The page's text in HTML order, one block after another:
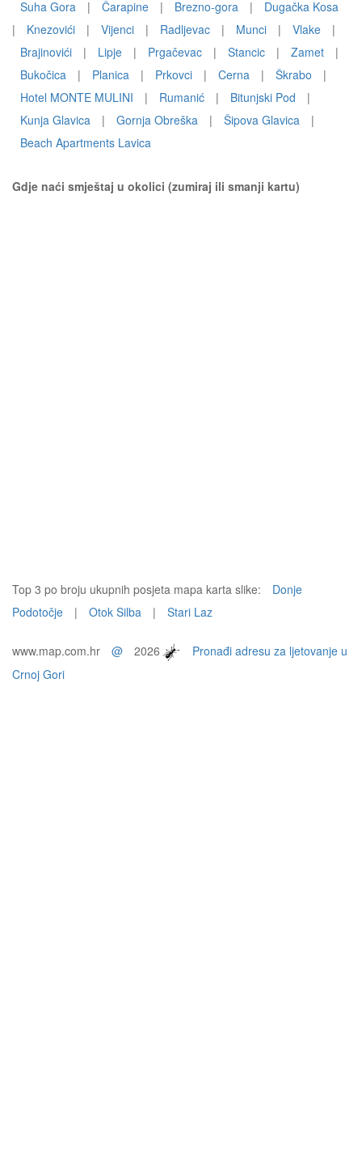
Suha Gora | Čarapine | Brezno-gora |
Dugačka Kosa
|
Knezovići | Vijenci | Radljevac | Munci | Vlake
|
Brajinovići
| Lipje | Prgačevac | Stancic | Zamet
|
Bukočica
| Planica | Prkovci | Cerna | Škrabo
|
Hotel MONTE MULINI
| Rumanić | Bitunjski Pod
|
Kunja Glavica
| Gornja Obreška | Šipova Glavica
|
Beach Apartments Lavica
Gdje naći smještaj u okolici (zumiraj ili smanji kartu)
Top 3 po broju ukupnih posjeta mapa karta slike:
Donje
Podotočje
| Otok Silba | Stari Laz
www.map.com.hr @ 2026
Pronađi adresu za ljetovanje u
Crnoj Gori